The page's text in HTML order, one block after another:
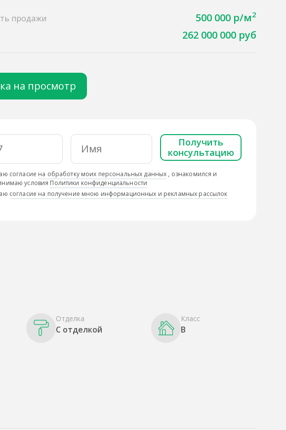
продажи 500 000 р/м2
262 000 000 руб
на просмотр
Получить
консультацию
согласие на обработку моих персональных данных , ознакомился и
условия Политики конфиденциальности
согласие на получение мною информационных и рекламных рассылок
Отделка
С отделкой
Класс
B